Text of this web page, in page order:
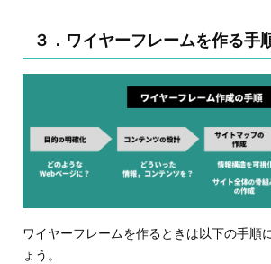
３．ワイヤーフレームを作る手
ワイヤーフレームを作るときは以下の手順
ょう。